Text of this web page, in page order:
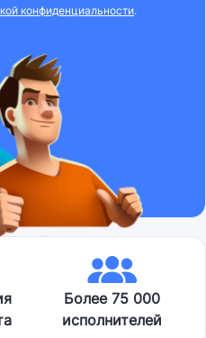
конфиденциальности.
Более 75 000
исполнителей